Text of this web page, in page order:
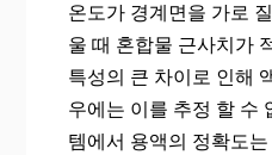
온도가 경계면을 가로
울 때 혼합물 근사치가
특성의 큰 차이로 인해
우에는 이를 추정 할 수
템에서 용액의 정확도